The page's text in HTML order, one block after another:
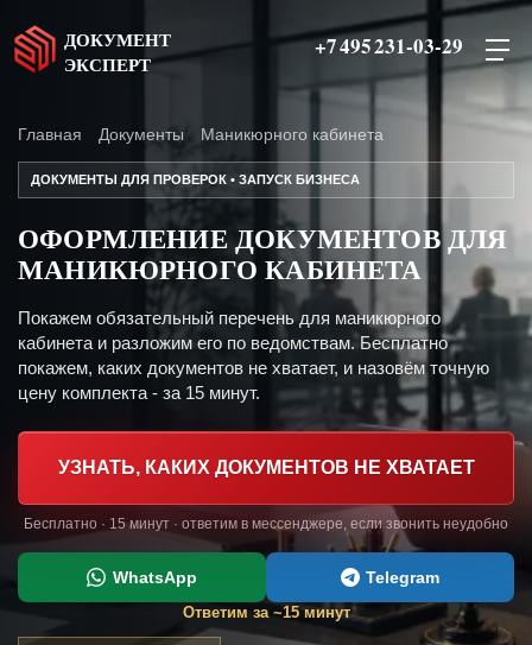
ДОКУМЕНТ
ЭКСПЕРТ
+7 495 231-03-29
Главная Документы Маникюрного кабинета
ДОКУМЕНТЫ ДЛЯ ПРОВЕРОК • ЗАПУСК БИЗНЕСА
ОФОРМЛЕНИЕ ДОКУМЕНТОВ ДЛЯ
МАНИКЮРНОГО КАБИНЕТА
Покажем обязательный перечень для маникюрного
кабинета и разложим его по ведомствам. Бесплатно
покажем, каких документов не хватает, и назовём точную
цену комплекта - за 15 минут.
УЗНАТЬ, КАКИХ ДОКУМЕНТОВ НЕ ХВАТАЕТ
Бесплатно · 15 минут · ответим в мессенджере, если звонить неудобно
WhatsApp Telegram
Ответим за ~15 минут